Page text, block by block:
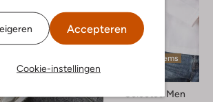
Accepteren
Cookie-instellingen
Laatste items
Selected Men